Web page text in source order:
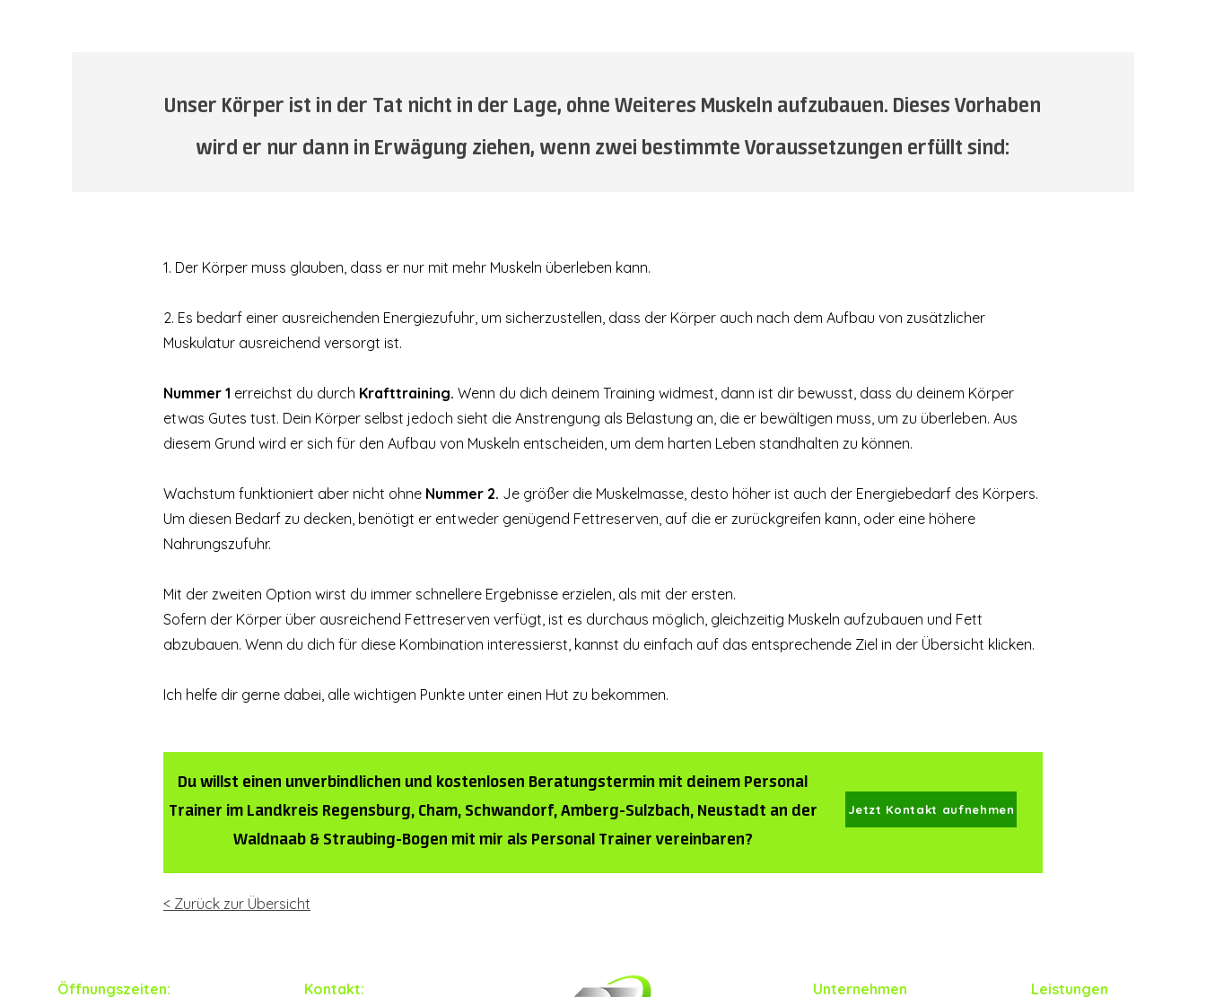
Unser Körper ist in der Tat nicht in der Lage, ohne Weiteres Muskeln aufzubauen. Dieses Vorhaben
wird er nur dann in Erwägung ziehen, wenn zwei bestimmte Voraussetzungen erfüllt sind:
1. Der Körper muss glauben, dass er nur mit mehr Muskeln überleben kann.
2. Es bedarf einer ausreichenden Energiezufuhr, um sicherzustellen, dass der Körper auch nach dem Aufbau von zusätzlicher
Muskulatur ausreichend versorgt ist.
Nummer 1 erreichst du durch Krafttraining. Wenn du dich deinem Training widmest, dann ist dir bewusst, dass du deinem Körper
etwas Gutes tust. Dein Körper selbst jedoch sieht die Anstrengung als Belastung an, die er bewältigen muss, um zu überleben. Aus
diesem Grund wird er sich für den Aufbau von Muskeln entscheiden, um dem harten Leben standhalten zu können.
Wachstum funktioniert aber nicht ohne Nummer 2. Je größer die Muskelmasse, desto höher ist auch der Energiebedarf des Körpers.
Um diesen Bedarf zu decken, benötigt er entweder genügend Fettreserven, auf die er zurückgreifen kann, oder eine höhere
Nahrungszufuhr.
Mit der zweiten Option wirst du immer schnellere Ergebnisse erzielen, als mit der ersten.
Sofern der Körper über ausreichend Fettreserven verfügt, ist es durchaus möglich, gleichzeitig Muskeln aufzubauen und Fett
abzubauen. Wenn du dich für diese Kombination interessierst, kannst du einfach auf das entsprechende Ziel in der Übersicht klicken.
Ich helfe dir gerne dabei, alle wichtigen Punkte unter einen Hut zu bekommen.
Du willst einen unverbindlichen und kostenlosen Beratungstermin mit deinem Personal
Trainer im Landkreis Regensburg, Cham, Schwandorf, Amberg-Sulzbach, Neustadt an der
Waldnaab & Straubing-Bogen mit mir als Personal Trainer vereinbaren?
Jetzt Kontakt aufnehmen
< Zurück zur Übersicht
Öffnungszeiten: Kontakt: Unternehmen LeistungenEmpfehlungen auf